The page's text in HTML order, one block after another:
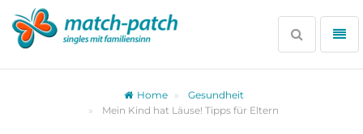
Zur
Partnersuche
Suche
öffnen
Home
Gesundheit
Mein Kind hat Läuse! Tipps für Eltern